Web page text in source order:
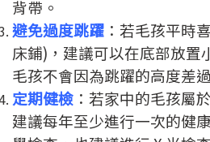
背帶。
避免過度跳躍 ：若毛孩平時
床鋪)，建議可以在底部放置
毛孩不會因為跳躍的高度差
定期健檢 ：若家中的毛孩屬
建議每年至少進行一次的健